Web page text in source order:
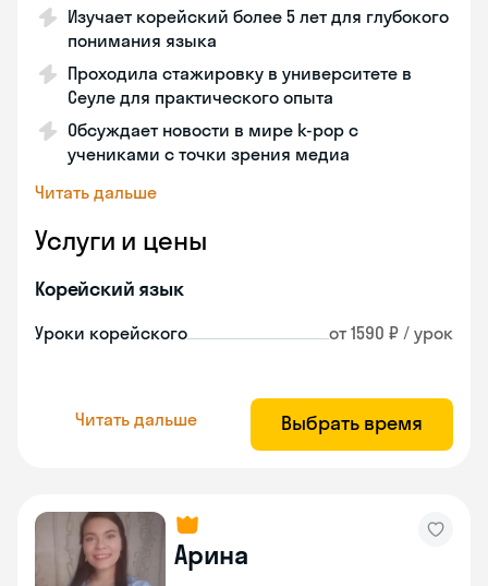
Изучает корейский более 5 лет для глубокого
понимания языка
Проходила стажировку в университете в
Сеуле для практического опыта
Обсуждает новости в мире k-pop с
учениками с точки зрения медиа
Читать дальше
Услуги и цены
Корейский язык
Уроки корейского от 1590 ₽ / урок
Читать дальше Выбрать время
Арина